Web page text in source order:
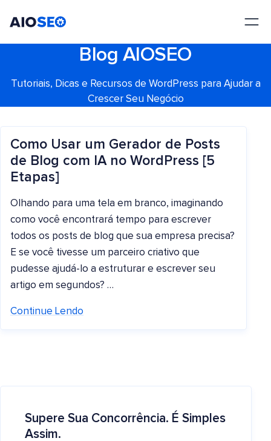
Blog AIOSEO
Tutoriais, Dicas e Recursos de WordPress para Ajudar a
Crescer Seu Negócio
Como Usar um Gerador de Posts
de Blog com IA no WordPress [5
Etapas]
Olhando para uma tela em branco, imaginando
como você encontrará tempo para escrever
todos os posts de blog que sua empresa precisa?
E se você tivesse um parceiro criativo que
pudesse ajudá-lo a estruturar e escrever seu
artigo em segundos? …
Continue Lendo
Supere Sua Concorrência. É Simples
Assim.